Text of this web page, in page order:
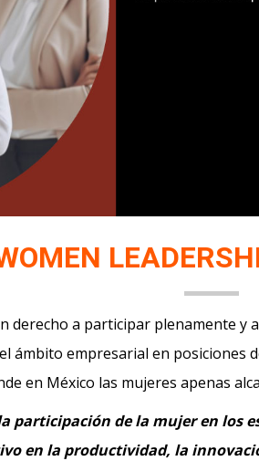
derecho a participar plenamente y
ámbito empresarial en posiciones
en México las mujeres apenas
participación de la mujer en los
en la productividad, la